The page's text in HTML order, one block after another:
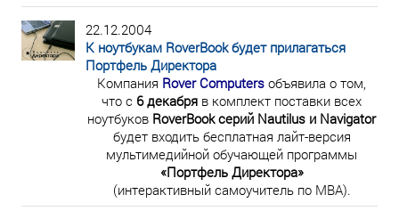
22.12.2004
К ноутбукам RoverBook будет прилагаться
Портфель Директора
Компания Rover Computers объявила о том,
что с 6 декабря в комплект поставки всех
ноутбуков RoverBook серий Nautilus и Navigator
будет входить бесплатная лайт-версия
мультимедийной обучающей программы
«Портфель Директора»
(интерактивный самоучитель по МВА).